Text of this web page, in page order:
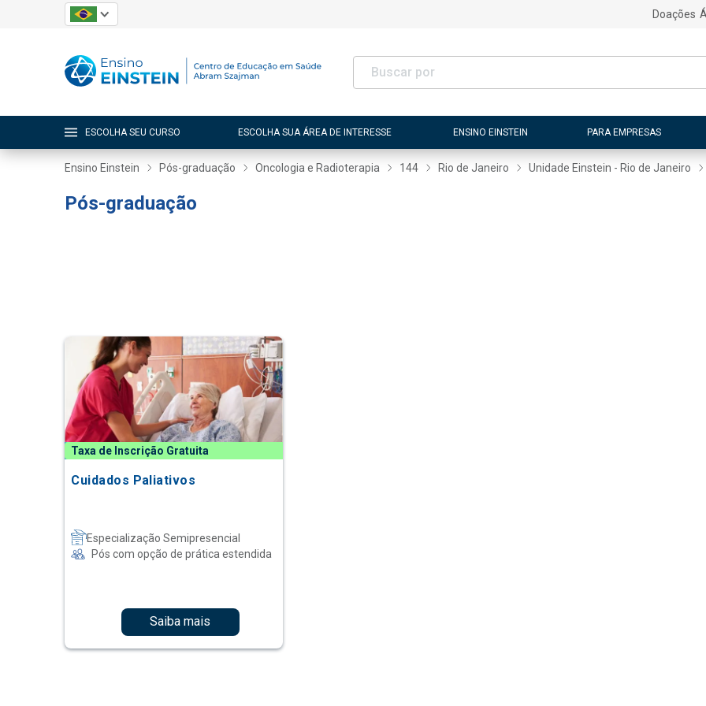
Doações
ESCOLHA SEU CURSO ESCOLHA SUA ÁREA DE INTERESSE ENSINO EINSTEIN PARA EMPRESAS
Ensino Einstein Pós-graduação Oncologia e Radioterapia 144 Rio de Janeiro Unidade Einstein - Rio de Janeiro
Pós-graduação
Taxa de Inscrição Gratuita
Cuidados Paliativos
Especialização Semipresencial
Pós com opção de prática estendida
Saiba mais